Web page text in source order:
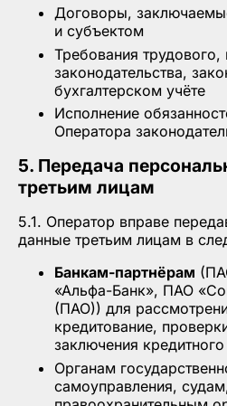
Договоры,
и субъектом
Требования трудового,
законодательства,
бухгалтерском учёте
Исполнение
Оператора
5. Передача
третьим лицам
5.1. Оператор вправе
данные третьим лицам в
Банкам-партнёрам
«Альфа-Банк», ПАО
(ПАО)) для
кредитование,
заключения
Органам
самоуправления,